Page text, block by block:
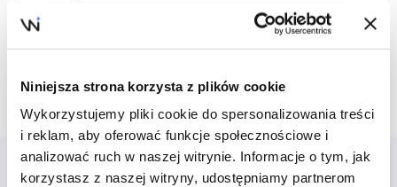
Niniejsza strona korzysta z plików cookie
Wykorzystujemy pliki cookie do spersonalizowania treści
i reklam, aby oferować funkcje społecznościowe i
analizować ruch w naszej witrynie. Informacje o tym, jak
korzystasz z naszej witryny, udostępniamy partnerom
Małgorzata Wojdalska, Head of
Ecommerce